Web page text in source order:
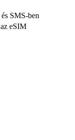
SMS-ben
eSIM